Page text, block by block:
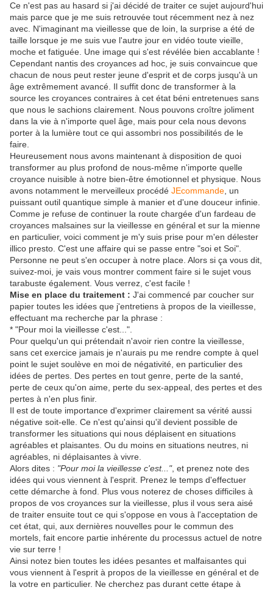
Ce n'est pas au hasard si j'ai décidé de traiter ce sujet aujourd'hui
mais parce que je me suis retrouvée tout récemment nez à nez
avec. N'imaginant ma vieillesse que de loin, la surprise a été de
taille lorsque je me suis vue l'autre jour en vidéo toute vieille,
moche et fatiguée. Une image qui s'est révélée bien accablante !
Cependant nantis des croyances ad hoc, je suis convaincue que
chacun de nous peut rester jeune d'esprit et de corps jusqu'à un
âge extrêmement avancé. Il suffit donc de transformer à la
source les croyances contraires à cet état béni entretenues sans
que nous le sachions clairement. Nous pouvons croître joliment
dans la vie à n'importe quel âge, mais pour cela nous devons
porter à la lumière tout ce qui assombri nos possibilités de le
faire.
Heureusement nous avons maintenant à disposition de quoi
transformer au plus profond de nous-même n'importe quelle
croyance nuisible à notre bien-être émotionnel et physique. Nous
avons notamment le merveilleux procédé JEcommande , un
puissant outil quantique simple à manier et d'une douceur infinie.
Comme je refuse de continuer la route chargée d'un fardeau de
croyances malsaines sur la vieillesse en général et sur la mienne
en particulier, voici comment je m'y suis prise pour m'en délester
illico presto. C'est une affaire qui se passe entre "soi et Soi".
Personne ne peut s'en occuper à notre place. Alors si ça vous dit,
suivez-moi, je vais vous montrer comment faire si le sujet vous
tarabuste également. Vous verrez, c'est facile !
Mise en place du traitement : J'ai commencé par coucher sur
papier toutes les idées que j'entretiens à propos de la vieillesse,
effectuant ma recherche par la phrase :
* "Pour moi la vieillesse c'est...".
Pour quelqu'un qui prétendait n'avoir rien contre la vieillesse,
sans cet exercice jamais je n'aurais pu me rendre compte à quel
point le sujet soulève en moi de négativité, en particulier des
idées de pertes. Des pertes en tout genre, perte de la santé,
perte de ceux qu'on aime, perte du sex-appeal, des pertes et des
pertes à n'en plus finir.
Il est de toute importance d'exprimer clairement sa vérité aussi
négative soit-elle. Ce n'est qu'ainsi qu'il devient possible de
transformer les situations qui nous déplaisent en situations
agréables et plaisantes. Ou du moins en situations neutres, ni
agréables, ni déplaisantes à vivre.
Alors dites : "Pour moi la vieillesse c'est...", et prenez note des
idées qui vous viennent à l'esprit. Prenez le temps d'effectuer
cette démarche à fond. Plus vous noterez de choses difficiles à
propos de vos croyances sur la vieillesse, plus il vous sera aisé
de traiter ensuite tout ce qui s'oppose en vous à l'acceptation de
cet état, qui, aux dernières nouvelles pour le commun des
mortels, fait encore partie inhérente du processus actuel de notre
vie sur terre !
Ainsi notez bien toutes les idées pesantes et malfaisantes qui
vous viennent à l'esprit à propos de la vieillesse en général et de
la votre en particulier. Ne cherchez pas durant cette étape à